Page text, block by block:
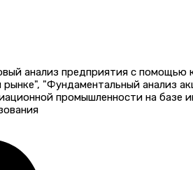
анализ предприятия с
"Фундаментальный анализ
промышленности на базе